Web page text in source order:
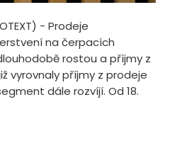
- Prodeje
na čerpacích
rostou a příjmy z
vyrovnaly příjmy z prodeje
dále rozvíjí. Od 18.